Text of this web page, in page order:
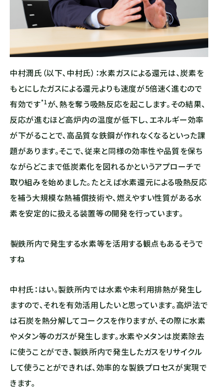
中村潤氏 （以下、中村氏）：水素ガスによる還元は、炭素を
もとにしたガスによる還元よりも速度が5倍速く進むので
有効です*1が、熱を奪う吸熱反応を起こします。その結果、
反応が進むほど高炉内の温度が低下し、エネルギー効率
が下がることで、高品質な鉄鋼が作れなくなるといった課
題があります。そこで、従来と同様の効率性や品質を保ち
ながらどこまで低炭素化を図れるかというアプローチで
取り組みを始めました。たとえば水素還元による吸熱反応
を補う大規模な熱補償技術や、燃えやすい性質がある水
素を安定的に扱える装置等の開発を行っています。
――製鉄所内で発生する水素等を活用する観点もあるそうで
すね
中村氏：はい。製鉄所内では水素や未利用排熱が発生し
ますので、それを有効活用したいと思っています。高炉法で
は石炭を熱分解してコークスを作りますが、その際に水素
やメタン等のガスが発生します。水素やメタンは炭素除去
に使うことができ、製鉄所内で発生したガスをリサイクル
して使うことができれば、効率的な製鉄プロセスが実現で
きます。